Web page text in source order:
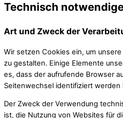
Technisch
Art und Zweck der
Wir setzen Cookies ein, um
zu gestalten. Einige Elemente
es, dass der aufrufende Browser
Seitenwechsel identifiziert werden
Der Zweck der Verwendung
ist, die Nutzung von Websites für